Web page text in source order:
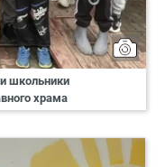
школьники
храма